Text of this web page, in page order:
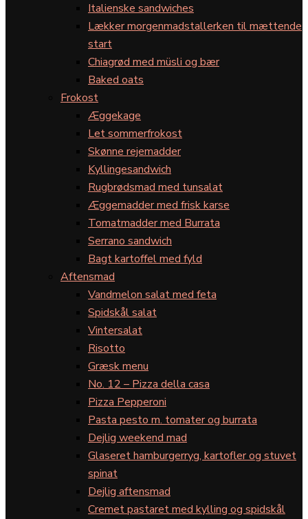
Italienske sandwiches
Lækker morgenmadstallerken til mættende
start
Chiagrød med müsli og bær
Baked oats
Frokost
Æggekage
Let sommerfrokost
Skønne rejemadder
Kyllingesandwich
Rugbrødsmad med tunsalat
Æggemadder med frisk karse
Tomatmadder med Burrata
Serrano sandwich
Bagt kartoffel med fyld
Aftensmad
Vandmelon salat med feta
Spidskål salat
Vintersalat
Risotto
Græsk menu
No. 12 – Pizza della casa
Pizza Pepperoni
Pasta pesto m. tomater og burrata
Dejlig weekend mad
Glaseret hamburgerryg, kartofler og stuvet
spinat
Dejlig aftensmad
Cremet pastaret med kylling og spidskål